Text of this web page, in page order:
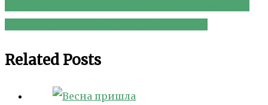
по
Related Posts